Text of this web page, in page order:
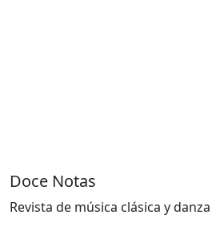
Doce Notas
Revista de música clásica y danza